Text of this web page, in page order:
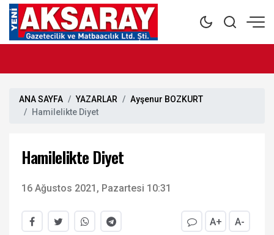
ANA SAYFA YAZARLAR
Ayşenur BOZKURT
Hamilelikte Diyet
Hamilelikte Diyet
16 Ağustos 2021, Pazartesi 10:31
A+ A-